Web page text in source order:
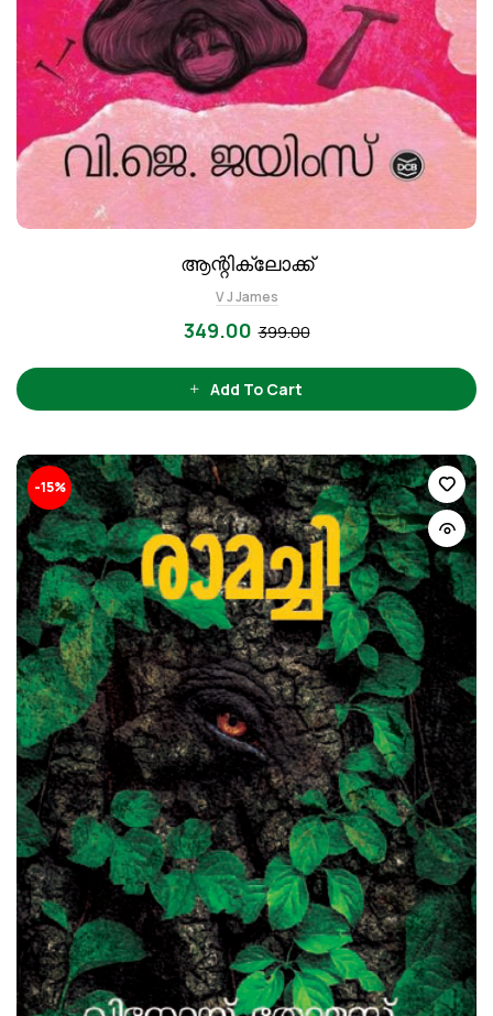
ആന്റിക്ലോക്ക്
V J James
399.00
349.00
Add To Cart
-15%